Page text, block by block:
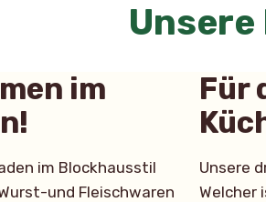
im
im Blockhausstil
und Fleischwaren
Für
Unsere
Welcher